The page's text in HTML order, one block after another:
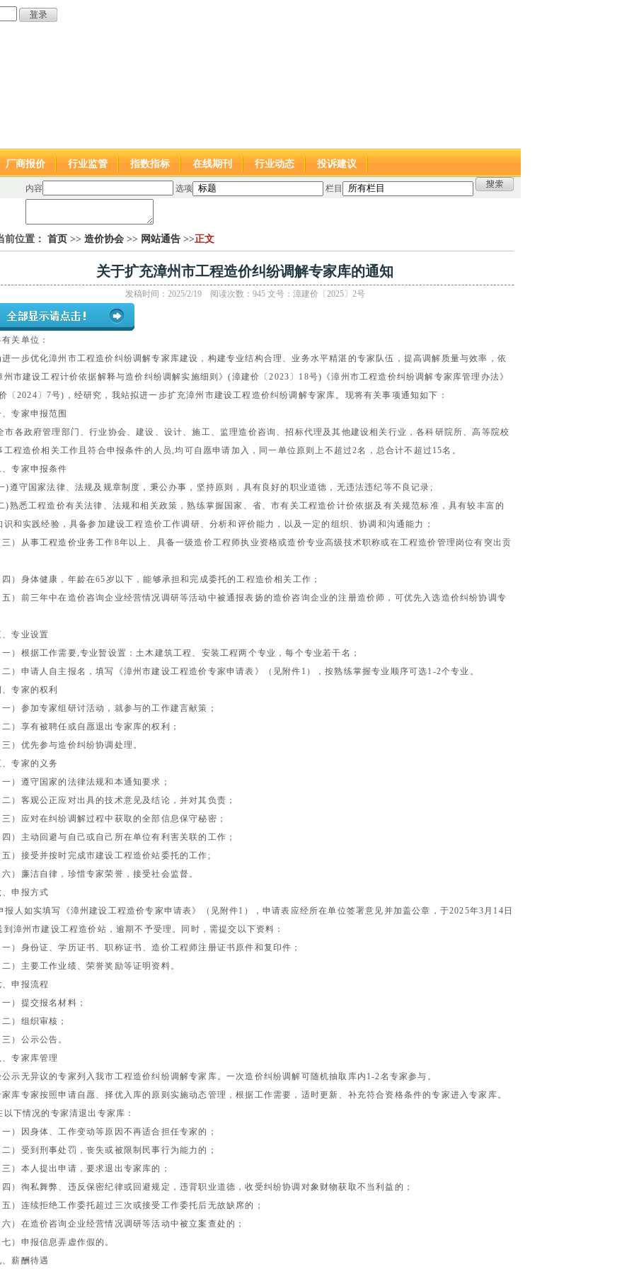
厂商报价 行业监管 指数指标 在线期刊 行业动态 投诉建议
内容 选项 栏目
前位置： 首页 >> 造价协会 >> 网站通告 >>正文
关于扩充漳州市工程造价纠纷调解专家库的通知
发稿时间：2025/2/19 阅读次数：945 文号： 漳建价〔2025〕2号
有关单位：
进一步优化漳州市工程造价纠纷调解专家库建设，构建专业结构合理、业务水平精湛的专家队伍，提高调解质量与效率，依
州市建设工程计价依据解释与造价纠纷调解实施细则》(漳建价〔2023 〕 18号) 《漳州市工程造价纠纷调解专家库管理办法》
〔2024 〕7号) ，经研究，我站拟进一步扩充漳州市建设工程造价纠纷调解专家库。现将有关事项通知如下：
、专家申报范围
市各政府管理部门、行业协会、建设、设计、施工、监理造价咨询、招标代理及其他建设相关行业，各科研院所、高等院校
工程造价相关工作且符合申报条件的人员,均可自愿申请加入，同一单位原则上不超过2名，总合计不超过 15名。
、专家申报条件
)遵守国家法律、法规及规章制度，秉公办事，坚持原则，具有良好的职业道德，无违法违纪等不良记录 ;
)熟悉工程造价有关法律、法规和相关政策，熟练掌握国家、省、市有关工程造价计价依据及有关规范标准，具有较丰富的
识和实践经验，具备参加建设工程造价工作调研、分析和评价能力，以及一定的组织、协调和沟通能力；
三）从事工程造价业务工作8年以上、具备一级造价工程师执业资格或造价专业高级技术职称或在工程造价管理岗位有突出贡
四）身体健康，年龄在65岁以下，能够承担和完成委托的工程造价相关工作；
五）前三年中在造价咨询企业经营情况调研等活动中被通报表扬的造价咨询企业的注册造价师，可优先入选造价纠纷协调专
、专业设置
一）根据工作需要,专业暂设置：土木建筑工程、安装工程两个专业，每个专业若干名；
二）申请人自主报名，填写《漳州市建设工程造价专家申请表》（见附件 1 ），按熟练掌握专业顺序可选1-2个专业。
、专家的权利
一）参加专家组研讨活动，就参与的工作建言献策；
二）享有被聘任或自愿退出专家库的权利；
三）优先参与造价纠纷协调处理。
、专家的义务
一）遵守国家的法律法规和本通知要求；
二）客观公正应对出具的技术意见及结论，并对其负责；
三）应对在纠纷调解过程中获取的全部信息保守秘密；
四）主动回避与自己或自己所在单位有利害关联的工作；
五）接受并按时完成市建设工程造价站委托的工作 ;
六）廉洁自律，珍惜专家荣誉，接受社会监督。
、申报方式
报人如实填写《漳州建设工程造价专家申请表》（见附件1 ），申请表应经所在单位签署意见并加盖公章，于2025年3 月 14 日
到漳州市建设工程造价站，逾期不予受理。同时，需提交以下资料：
一）身份证、学历证书、职称证书、造价工程师注册证书原件和复印件；
二）主要工作业绩、荣誉奖励等证明资料。
、申报流程
一）提交报名材料；
二）组织审核；
三）公示公告。
、专家库管理
公示无异议的专家列入我市工程造价纠纷调解专家库。一次造价纠纷调解可随机抽取库内 1-2名专家参与。
家库专家按照申请自愿、择优入库的原则实施动态管理，根据工作需要，适时更新、补充符合资格条件的专家进入专家库。
以下情况的专家清退出专家库：
一）因身体、工作变动等原因不再适合担任专家的；
二）受到刑事处罚，丧失或被限制民事行为能力的；
三）本人提出申请，要求退出专家库的；
四）徇私舞弊、违反保密纪律或回避规定，违背职业道德，收受纠纷协调对象财物获取不当利益的；
五）连续拒绝工作委托超过三次或接受工作委托后无故缺席的；
六）在造价咨询企业经营情况调研等活动中被立案查处的；
七）申报信息弄虚作假的。
、薪酬待遇